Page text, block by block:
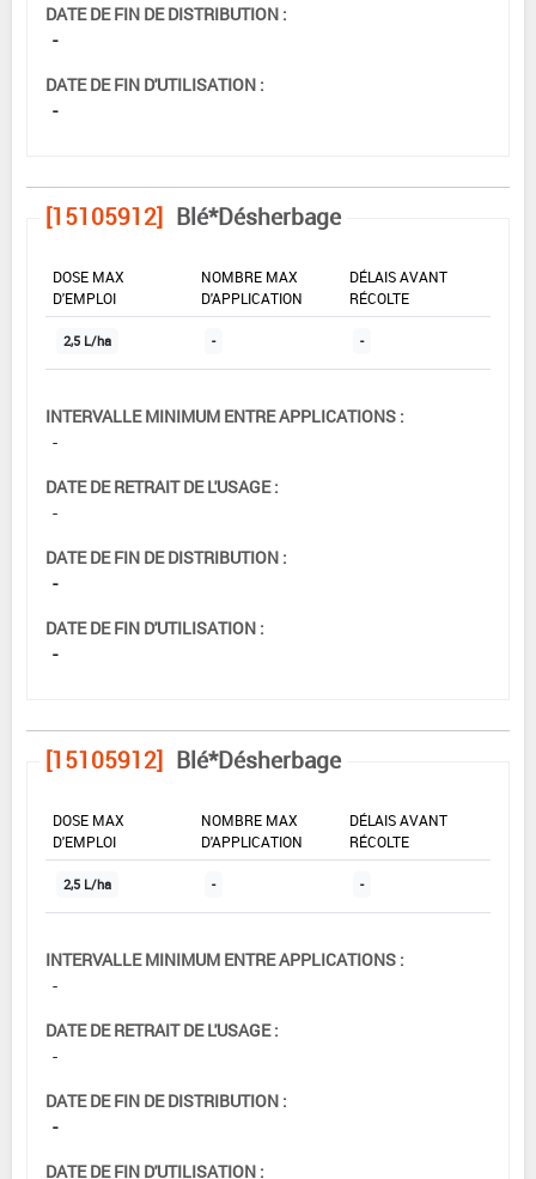
DATE DE FIN DE DISTRIBUTION :
-
DATE DE FIN D'UTILISATION :
-
[15105912] Blé*Désherbage
DOSE MAX
D'EMPLOI
NOMBRE MAX
D'APPLICATION
DÉLAIS AVANT
RÉCOLTE
2,5 L/ha - -
INTERVALLE MINIMUM ENTRE APPLICATIONS :
-
DATE DE RETRAIT DE L'USAGE :
-
DATE DE FIN DE DISTRIBUTION :
-
DATE DE FIN D'UTILISATION :
-
[15105912] Blé*Désherbage
DOSE MAX
D'EMPLOI
NOMBRE MAX
D'APPLICATION
DÉLAIS AVANT
RÉCOLTE
2,5 L/ha - -
INTERVALLE MINIMUM ENTRE APPLICATIONS :
-
DATE DE RETRAIT DE L'USAGE :
-
DATE DE FIN DE DISTRIBUTION :
-
DATE DE FIN D'UTILISATION :